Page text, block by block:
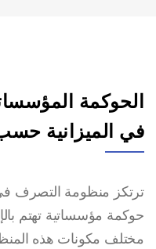
الحوكمة
في الميزانية
ترتكز منظومة التصرف
حوكمة مؤسساتية تهتم
مختلف مكونات هذه